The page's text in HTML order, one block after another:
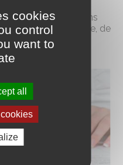
toutes les
nous chargerons
d’urbanisme, de
leur instruction.
cookies
control
want to
all